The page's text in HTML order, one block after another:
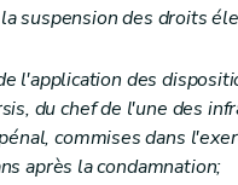
d'action sociale)
et exécution
suspension des droits
l'application des
du chef de l'une des
commises dans
après la condamnation;